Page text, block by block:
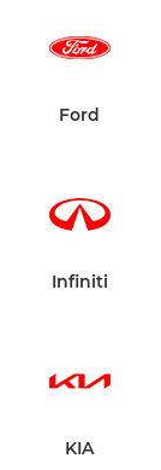
Ford
Infiniti
KIA